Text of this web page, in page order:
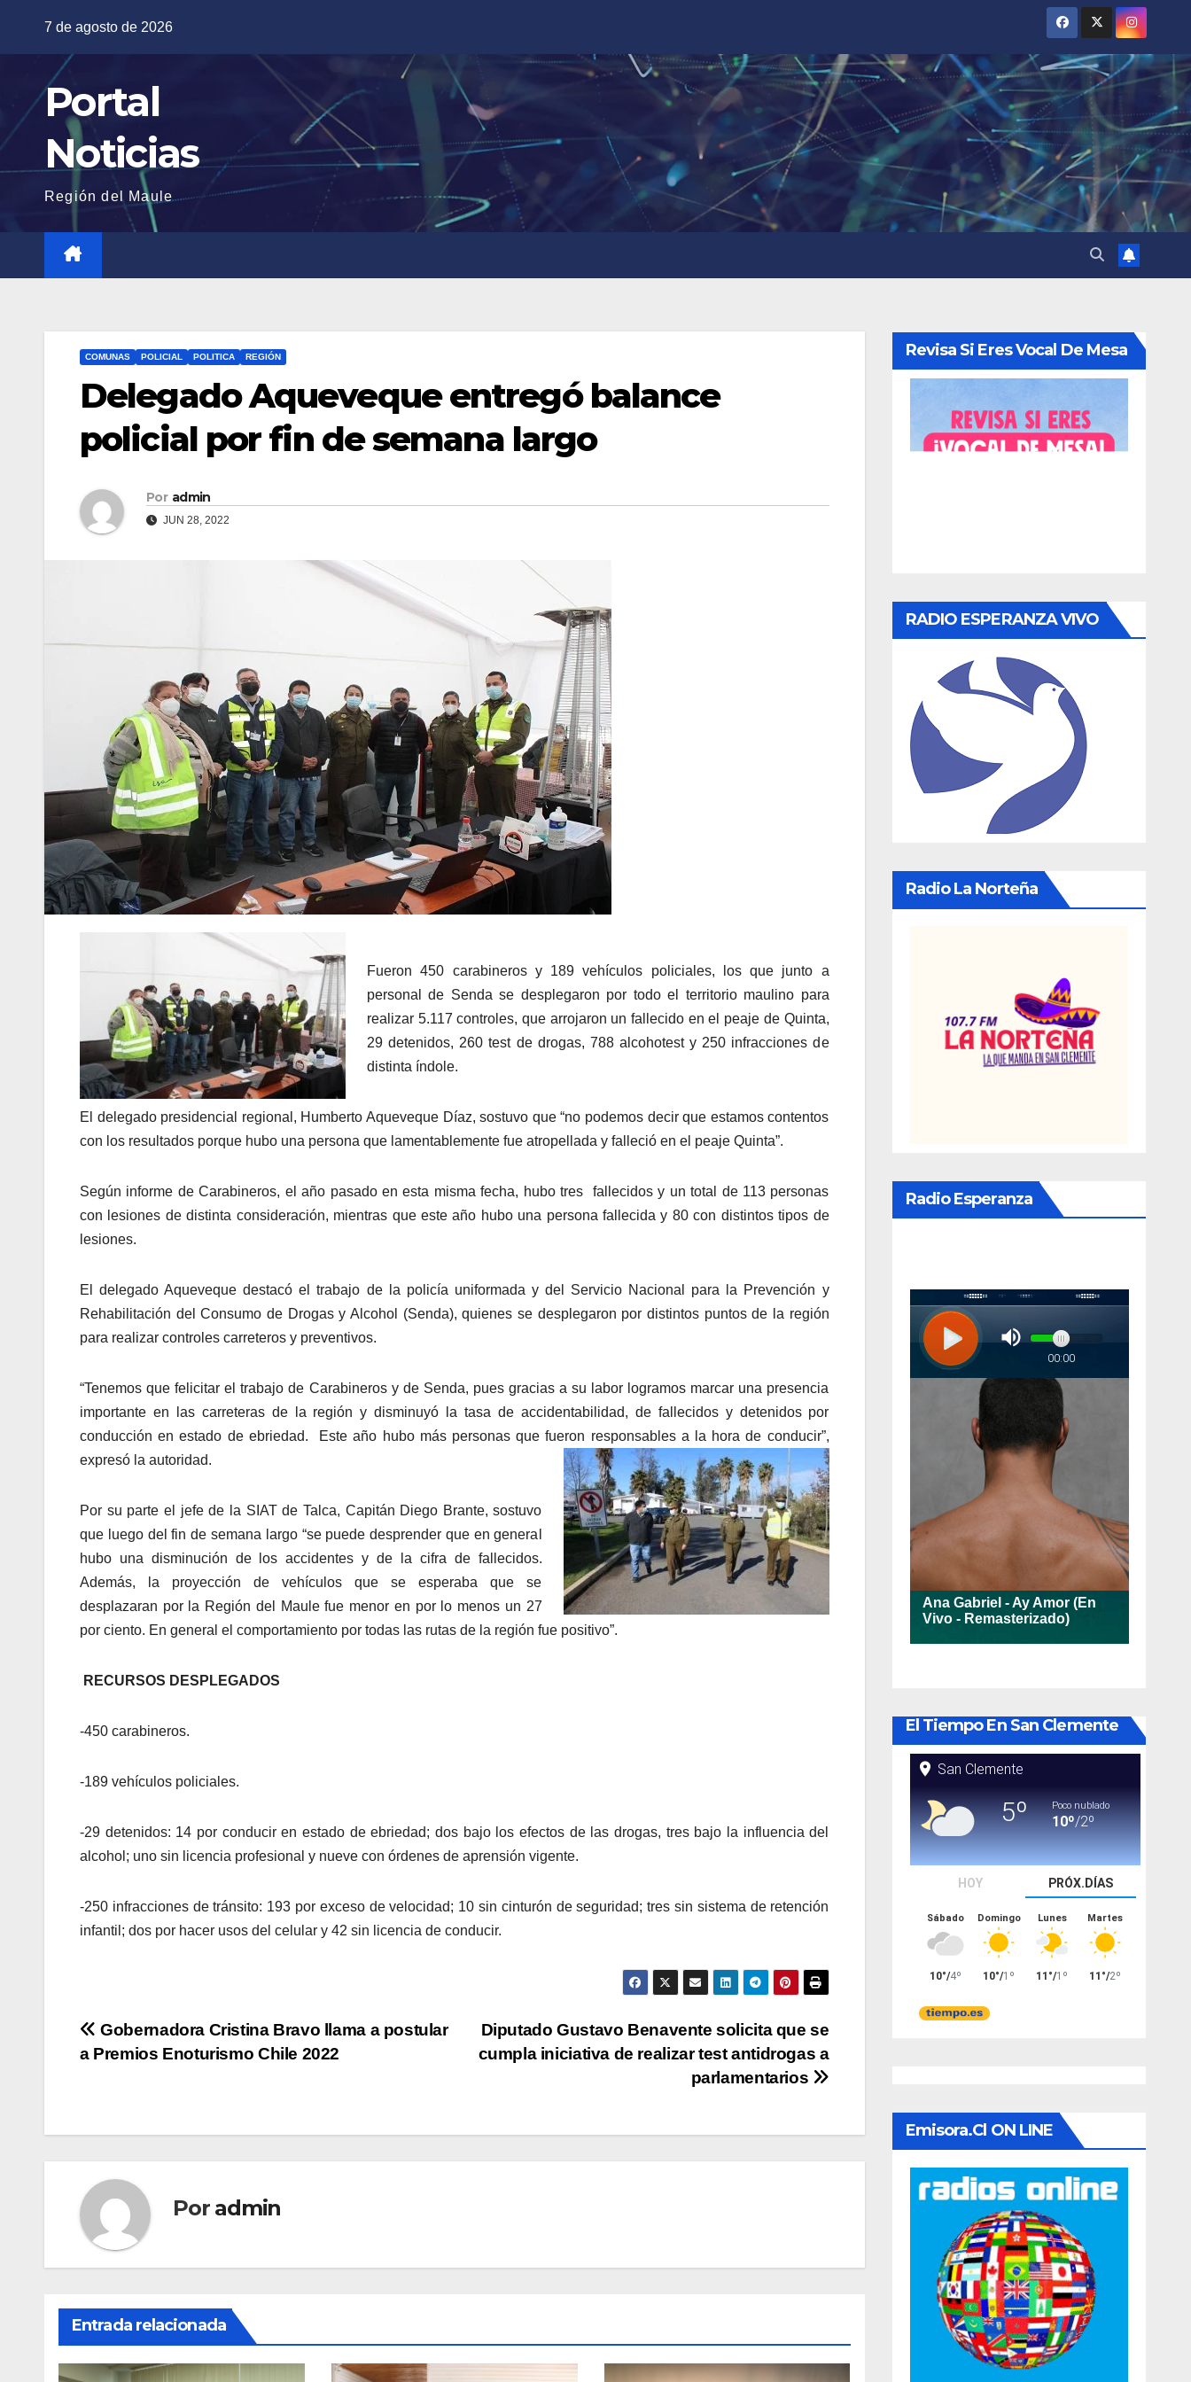
contenido
7 de agosto de 2026
Portal
Noticias
Región del Maule
COMUNAS POLICIAL POLITICA REGIÓN
Delegado Aqueveque entregó balance
policial por fin de semana largo
Por admin
JUN 28, 2022
Fueron 450 carabineros y 189 vehículos policiales, los que junto a
personal de Senda se desplegaron por todo el territorio maulino para
realizar 5.117 controles, que arrojaron un fallecido en el peaje de Quinta,
29 detenidos, 260 test de drogas, 788 alcohotest y 250 infracciones de
distinta índole.
El delegado presidencial regional, Humberto Aqueveque Díaz, sostuvo que “no podemos decir que estamos contentos
con los resultados porque hubo una persona que lamentablemente fue atropellada y falleció en el peaje Quinta”.
Según informe de Carabineros, el año pasado en esta misma fecha, hubo tres fallecidos y un total de 113 personas
con lesiones de distinta consideración, mientras que este año hubo una persona fallecida y 80 con distintos tipos de
lesiones.
El delegado Aqueveque destacó el trabajo de la policía uniformada y del Servicio Nacional para la Prevención y
Rehabilitación del Consumo de Drogas y Alcohol (Senda), quienes se desplegaron por distintos puntos de la región
para realizar controles carreteros y preventivos.
“Tenemos que felicitar el trabajo de Carabineros y de Senda, pues gracias a su labor logramos marcar una presencia
importante en las carreteras de la región y disminuyó la tasa de accidentabilidad, de fallecidos y detenidos por
conducción en estado de ebriedad. Este año hubo más personas que fueron responsables a la hora de conducir”,
expresó la autoridad.
Por su parte el jefe de la SIAT de Talca, Capitán Diego Brante, sostuvo
que luego del fin de semana largo “se puede desprender que en general
hubo una disminución de los accidentes y de la cifra de fallecidos.
Además, la proyección de vehículos que se esperaba que se
desplazaran por la Región del Maule fue menor en por lo menos un 27
por ciento. En general el comportamiento por todas las rutas de la región fue positivo”.
RECURSOS DESPLEGADOS
-450 carabineros.
-189 vehículos policiales.
-29 detenidos: 14 por conducir en estado de ebriedad; dos bajo los efectos de las drogas, tres bajo la influencia del
alcohol; uno sin licencia profesional y nueve con órdenes de aprensión vigente.
-250 infracciones de tránsito: 193 por exceso de velocidad; 10 sin cinturón de seguridad; tres sin sistema de retención
infantil; dos por hacer usos del celular y 42 sin licencia de conducir.
Navegación
Diputado Gustavo Benavente solicita que se
cumpla iniciativa de realizar test antidrogas a
parlamentarios
Gobernadora Cristina Bravo llama a postular
a Premios Enoturismo Chile 2022
Por admin
Entrada relacionada
Revisa Si Eres Vocal De Mesa
RADIO ESPERANZA VIVO
Radio La Norteña
Radio Esperanza
El Tiempo En San Clemente
Emisora.cl ON LINE